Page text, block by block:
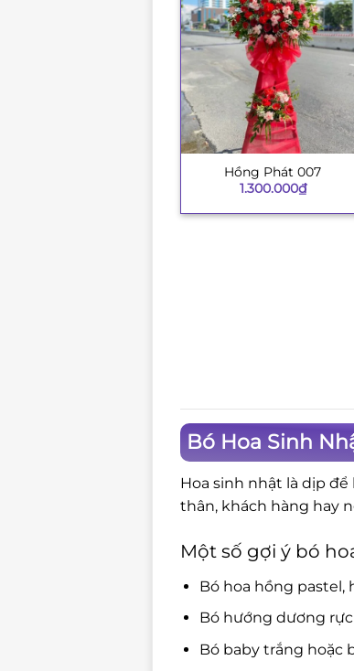
Hồng Phát 007
1.300.000₫
Bó Hoa Sinh
Hoa sinh nhật là dịp
thân, khách hàng hay
Một số gợi ý bó
Bó hoa hồng
Bó hướng dương
Bó baby trắng hoặc